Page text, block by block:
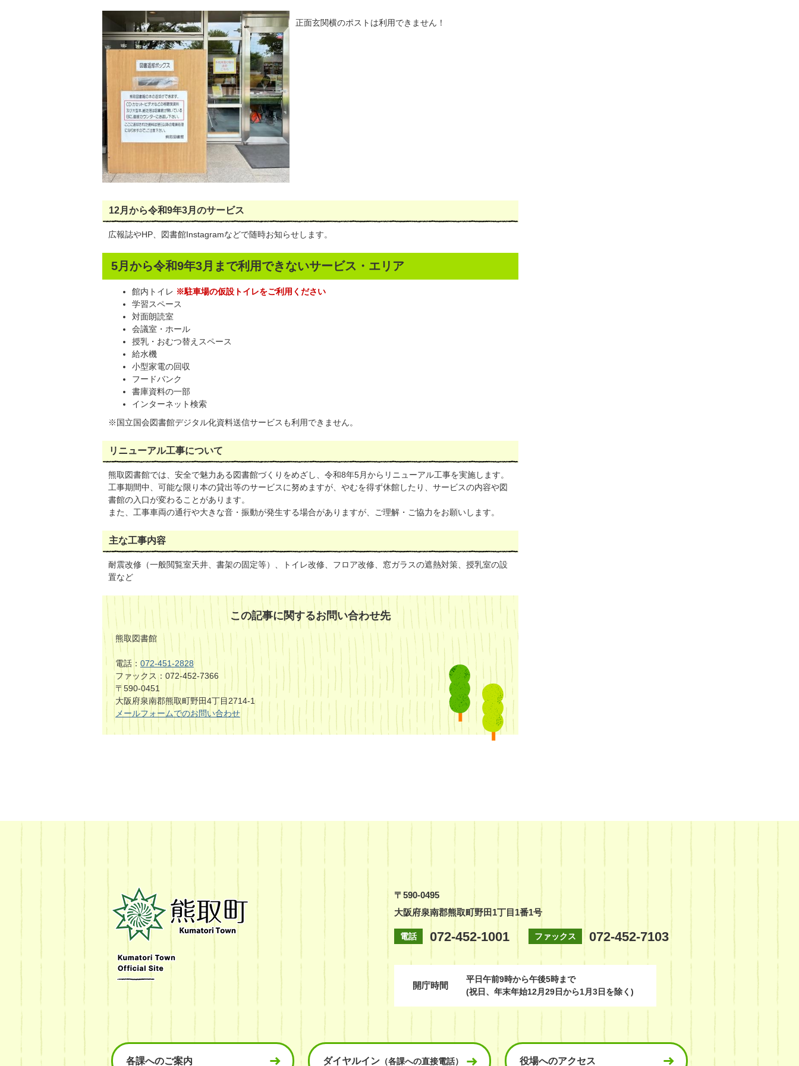
正面玄関横のポストは利用できません！
12月から令和9年3月のサービス
広報誌やHP、図書館Instagramなどで随時お知らせします。
5月から令和9年3月まで利用できないサービス・エリア
館内トイレ ※駐車場の仮設トイレをご利用ください
学習スペース
対面朗読室
会議室・ホール
授乳・おむつ替えスペース
給水機
小型家電の回収
フードバンク
書庫資料の一部
インターネット検索
※国立国会図書館デジタル化資料送信サービスも利用できません。
リニューアル工事について
熊取図書館では、安全で魅力ある図書館づくりをめざし、令和8年5月からリニューアル工事を実施します。
工事期間中、可能な限り本の貸出等のサービスに努めますが、やむを得ず休館したり、サービスの内容や図
書館の入口が変わることがあります。
また、工事車両の通行や大きな音・振動が発生する場合がありますが、ご理解・ご協力をお願いします。
主な工事内容
耐震改修（一般閲覧室天井、書架の固定等）、トイレ改修、フロア改修、窓ガラスの遮熱対策、授乳室の設
置など
この記事に関するお問い合わせ先
熊取図書館
電話： 072-451-2828
ファックス：072-452-7366
〒590-0451
大阪府泉南郡熊取町野田4丁目2714-1
メールフォームでのお問い合わせ
町
Kumatori
Town
Official
Site
〒590-0495
大阪府泉南郡熊取町野田1丁目1番1号
電話 072-452-1001 ファックス 072-452-7103
開庁時間
平日午前9時から午後5時まで
(祝日、年末年始12月29日から1月3日を除く)
各課へのご案内 ダイヤルイン （各課への直接電話） 役場へのアクセス